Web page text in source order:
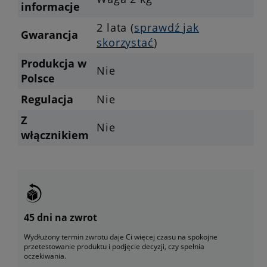
informacje
Gwarancja 2 lata (sprawdź jak
skorzystać)
Produkcja w
Polsce
Nie
Regulacja
Nie
Z
włącznikiem
Nie
45 dni na zwrot
Wydłużony termin zwrotu daje Ci więcej czasu na spokojne
przetestowanie produktu i podjęcie decyzji, czy spełnia
oczekiwania.